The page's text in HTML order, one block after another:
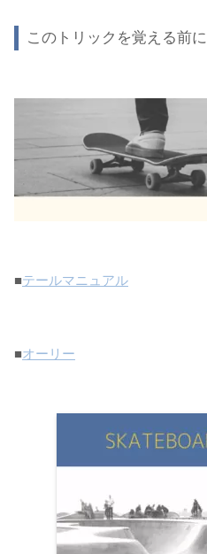
このトリックを覚える前に
■テールマニュアル
■オーリー